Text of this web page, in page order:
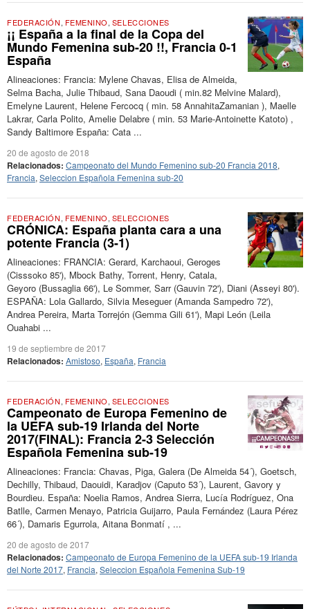
FEDERACIÓN, FEMENINO, SELECCIONES
¡¡ España a la final de la Copa del
Mundo Femenina sub-20 !!, Francia 0-1
España
Alineaciones: Francia: Mylene Chavas, Elisa de Almeida,
Selma Bacha, Julie Thibaud, Sana Daoudi ( min.82 Melvine Malard),
Emelyne Laurent, Helene Fercocq ( min. 58 AnnahitaZamanian ), Maelle
Lakrar, Carla Polito, Amelie Delabre ( min. 53 Marie-Antoinette Katoto) ,
Sandy Baltimore España: Cata ...
20 de agosto de 2018
Relacionados: Campeonato del Mundo Femenino sub-20 Francia 2018,
Francia, Seleccion Española Femenina sub-20
FEDERACIÓN, FEMENINO, SELECCIONES
CRÓNICA: España planta cara a una
potente Francia (3-1)
Alineaciones: FRANCIA: Gerard, Karchaoui, Geroges
(Cisssoko 85'), Mbock Bathy, Torrent, Henry, Catala,
Geyoro (Bussaglia 66'), Le Sommer, Sarr (Gauvin 72'), Diani (Asseyi 80').
ESPAÑA: Lola Gallardo, Silvia Meseguer (Amanda Sampedro 72'),
Andrea Pereira, Marta Torrejón (Gemma Gili 61'), Mapi León (Leila
Ouahabi ...
19 de septiembre de 2017
Relacionados: Amistoso, España, Francia
FEDERACIÓN, FEMENINO, SELECCIONES
Campeonato de Europa Femenino de
la UEFA sub-19 Irlanda del Norte
2017(FINAL): Francia 2-3 Selección
Española Femenina sub-19
Alineaciones: Francia: Chavas, Piga, Galera (De Almeida 54´), Goetsch,
Dechilly, Thibaud, Daouidi, Karadjov (Caputo 53´), Laurent, Gavory y
Bourdieu. España: Noelia Ramos, Andrea Sierra, Lucía Rodríguez, Ona
Batlle, Carmen Menayo, Patricia Guijarro, Paula Fernández (Laura Pérez
66´), Damaris Egurrola, Aitana Bonmatí , ...
20 de agosto de 2017
Relacionados: Campeonato de Europa Femenino de la UEFA sub-19 Irlanda
del Norte 2017, Francia, Seleccion Española Femenina Sub-19